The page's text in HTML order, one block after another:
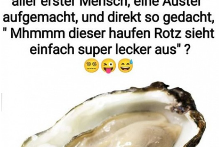
Kopfstütze Auto Kinder 2 ...
Anzeige